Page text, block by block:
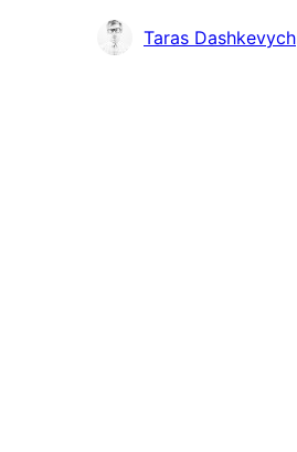
Mitwirkende
Taras Dashkevych